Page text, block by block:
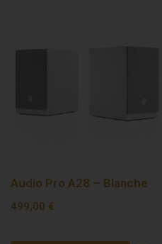
Audio Pro A28 – Blanche
499,00 €